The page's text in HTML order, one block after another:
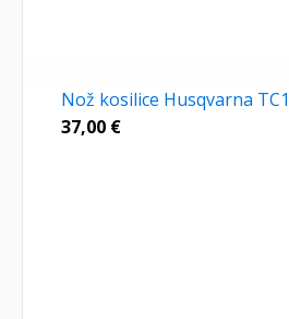
Nož kosilice Husqvarna
37,00 €